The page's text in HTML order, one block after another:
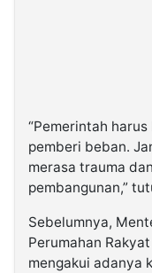
“Pemerintah
pemberi beban.
merasa trauma
pembangunan,”
Sebelumnya,
Perumahan
mengakui adanya